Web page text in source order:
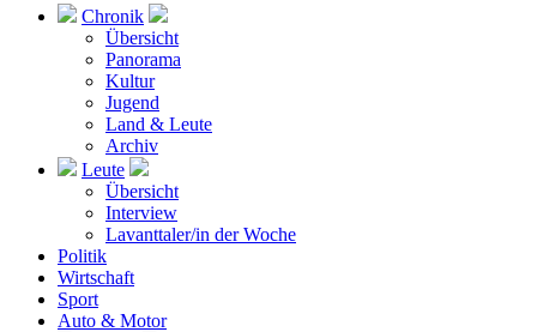
Chronik
Übersicht
Panorama
Kultur
Jugend
Land & Leute
Archiv
Leute
Übersicht
Interview
Lavanttaler/in der Woche
Politik
Wirtschaft
Sport
Auto & Motor